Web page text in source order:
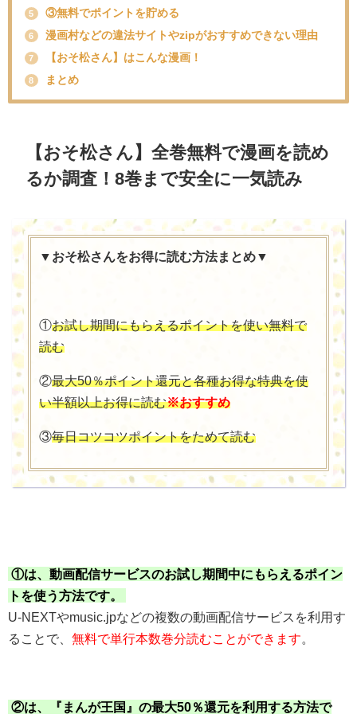
5 ③無料でポイントを貯める
6 漫画村などの違法サイトやzipがおすすめできない理由
7 【おそ松さん】はこんな漫画！
8 まとめ
【おそ松さん】全巻無料で漫画を読め
るか調査！8巻まで安全に一気読み
▼おそ松さんをお得に読む方法まとめ▼
①お試し期間にもらえるポイントを使い無料で
読む
②最大50％ポイント還元と各種お得な特典を使
い半額以上お得に読む※おすすめ
③毎日コツコツポイントをためて読む
①は、動画配信サービスのお試し期間中にもらえるポイン
トを使う方法です。
U-NEXTやmusic.jpなどの複数の動画配信サービスを利用す
ることで、 無料で単行本数巻分読むことができます
②は、『まんが王国』の最大50％還元を利用する方法で